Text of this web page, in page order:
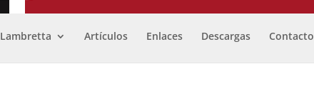
Lambretta Artículos Enlaces Descargas Contacto